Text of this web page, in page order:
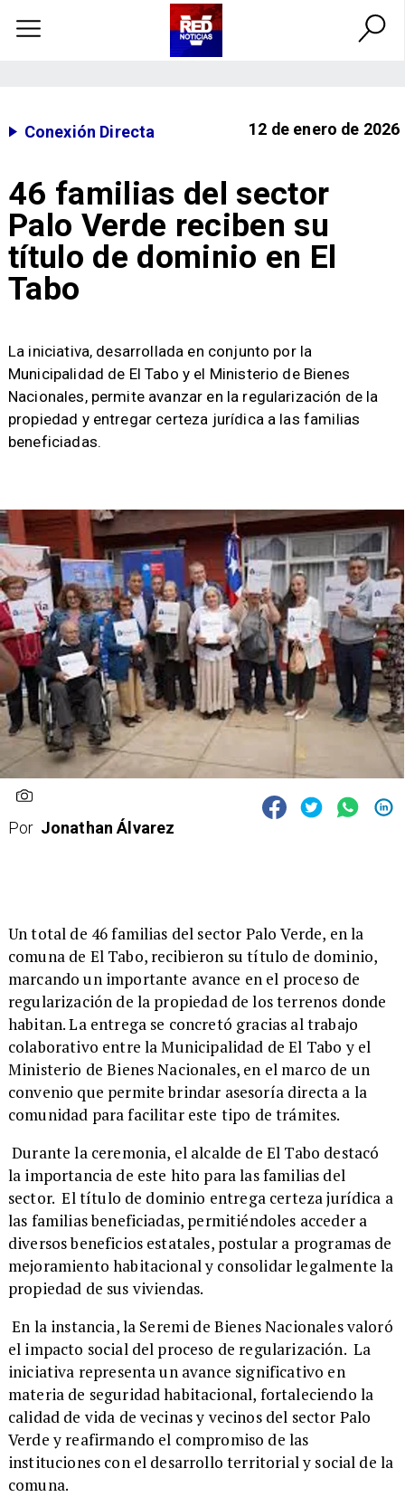
Conexión Directa 12 de enero de 2026
46 familias del sector
Palo Verde reciben su
título de dominio en El
Tabo
​La iniciativa, desarrollada en conjunto por la
Municipalidad de El Tabo y el Ministerio de Bienes
Nacionales, permite avanzar en la regularización de la
propiedad y entregar certeza jurídica a las familias
beneficiadas.
Por Jonathan Álvarez
​Un total de 46 familias del sector Palo Verde, en la
comuna de El Tabo, recibieron su título de dominio,
marcando un importante avance en el proceso de
regularización de la propiedad de los terrenos donde
habitan. La entrega se concretó gracias al trabajo
colaborativo entre la Municipalidad de El Tabo y el
Ministerio de Bienes Nacionales, en el marco de un
convenio que permite brindar asesoría directa a la
comunidad para facilitar este tipo de trámites.
Durante la ceremonia, el alcalde de El Tabo destacó
la importancia de este hito para las familias del
sector. El título de dominio entrega certeza jurídica a
las familias beneficiadas, permitiéndoles acceder a
diversos beneficios estatales, postular a programas de
mejoramiento habitacional y consolidar legalmente la
propiedad de sus viviendas.
En la instancia, la Seremi de Bienes Nacionales valoró
el impacto social del proceso de regularización. La
iniciativa representa un avance significativo en
materia de seguridad habitacional, fortaleciendo la
calidad de vida de vecinas y vecinos del sector Palo
Verde y reafirmando el compromiso de las
instituciones con el desarrollo territorial y social de la
comuna.